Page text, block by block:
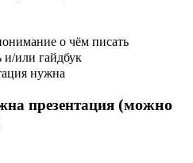
о чём писать
или гайдбук
нужна
презентация (можно